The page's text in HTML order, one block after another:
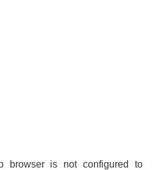
browser is not configured to